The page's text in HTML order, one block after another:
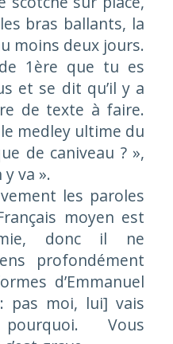
bras ballants, la
moins deux jours.
1ère que tu es
et se dit qu’il y a
de texte à faire.
medley ultime du
de caniveau ? »,
y va ».
les paroles
moyen est
donc il ne
profondément
d’Emmanuel
pas moi, lui] vais
Vous